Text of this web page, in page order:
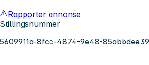
Rapporter annonse
Stillingsnummer
5609911a-8fcc-4874-9e48-